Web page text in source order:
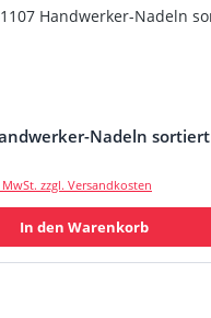
Nadeln sortiert
zzgl. Versandkosten
In den Warenkorb